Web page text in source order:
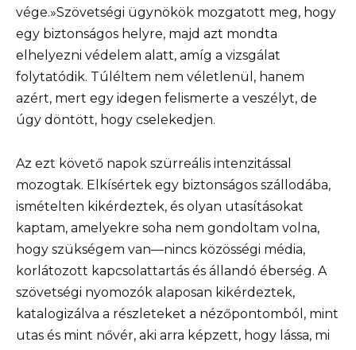
vége.»Szövetségi ügynökök mozgatott meg, hogy
egy biztonságos helyre, majd azt mondta
elhelyezni védelem alatt, amíg a vizsgálat
folytatódik. Túléltem nem véletlenül, hanem
azért, mert egy idegen felismerte a veszélyt, de
úgy döntött, hogy cselekedjen.
Az ezt követő napok szürreális intenzitással
mozogtak. Elkísértek egy biztonságos szállodába,
ismételten kikérdeztek, és olyan utasításokat
kaptam, amelyekre soha nem gondoltam volna,
hogy szükségem van—nincs közösségi média,
korlátozott kapcsolattartás és állandó éberség. A
szövetségi nyomozók alaposan kikérdeztek,
katalogizálva a részleteket a nézőpontomból, mint
utas és mint nővér, aki arra képzett, hogy lássa, mi